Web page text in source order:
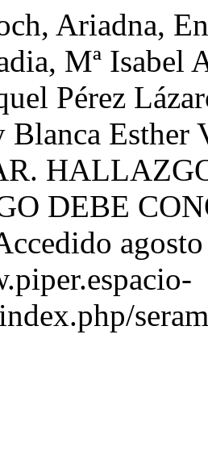
Ariadna,
Mª Isabel
Pérez
Blanca Esther
DEBE